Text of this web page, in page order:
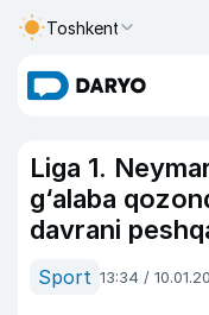
Toshkent
Liga 1.
g‘alaba
davrani
Sport 13:34 /